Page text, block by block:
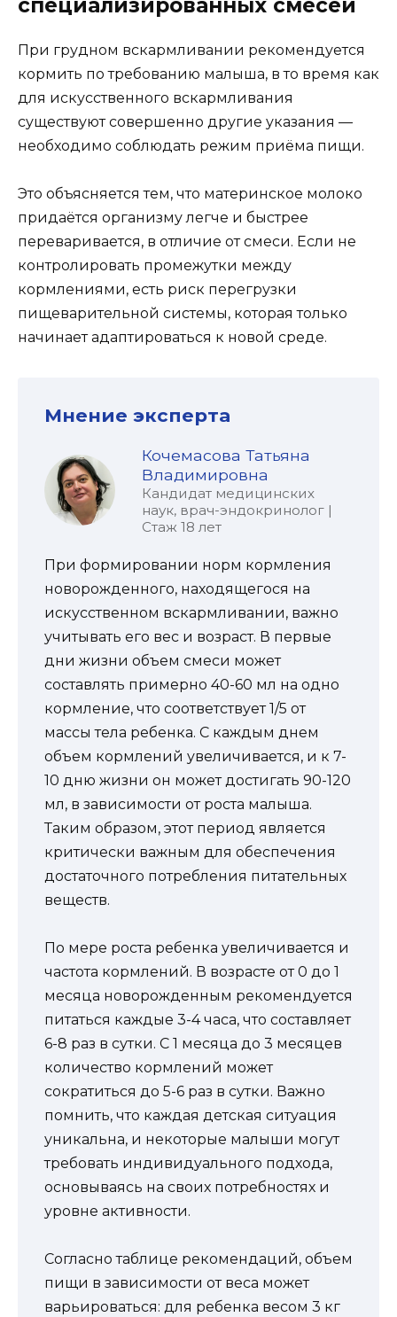
специализированных смесей
При грудном вскармливании рекомендуется
кормить по требованию малыша, в то время как
для искусственного вскармливания
существуют совершенно другие указания —
необходимо соблюдать режим приёма пищи.
Это объясняется тем, что материнское молоко
придаётся организму легче и быстрее
переваривается, в отличие от смеси. Если не
контролировать промежутки между
кормлениями, есть риск перегрузки
пищеварительной системы, которая только
начинает адаптироваться к новой среде.
Мнение эксперта
Кочемасова Татьяна
Владимировна
Кандидат медицинских
наук, врач-эндокринолог |
Стаж 18 лет
При формировании норм кормления
новорожденного, находящегося на
искусственном вскармливании, важно
учитывать его вес и возраст. В первые
дни жизни объем смеси может
составлять примерно 40-60 мл на одно
кормление, что соответствует 1/5 от
массы тела ребенка. С каждым днем
объем кормлений увеличивается, и к 7-
10 дню жизни он может достигать 90-120
мл, в зависимости от роста малыша.
Таким образом, этот период является
критически важным для обеспечения
достаточного потребления питательных
веществ.
По мере роста ребенка увеличивается и
частота кормлений. В возрасте от 0 до 1
месяца новорожденным рекомендуется
питаться каждые 3-4 часа, что составляет
6-8 раз в сутки. С 1 месяца до 3 месяцев
количество кормлений может
сократиться до 5-6 раз в сутки. Важно
помнить, что каждая детская ситуация
уникальна, и некоторые малыши могут
требовать индивидуального подхода,
основываясь на своих потребностях и
уровне активности.
Согласно таблице рекомендаций, объем
пищи в зависимости от веса может
варьироваться: для ребенка весом 3 кг